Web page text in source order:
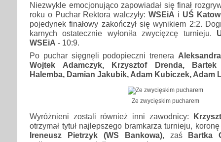
Niezwykle emocjonująco zapowiadał się finał
roku o Puchar Rektora walczyły:WSEiA i UŚ
pojedynek finałowy zakończył się wynikiem 2:2.
karnych ostatecznie wyłoniła zwycięzcę turnieju.
WSEiA - 10:9.
Po puchar sięgnęli podopieczni trenera
Wojtek Adamczyk, Krzysztof Drenda, Bartek
Halemba, Damian Jakubik, Adam Kubiczek, Adam
Ze zwycięskim pucharem
Wyróżnieni zostali również inni zawodnicy:
otrzymał tytuł najlepszego bramkarza turnieju,
Ireneusz Pietrzyk (WS Bankowa), zaś
Bartka